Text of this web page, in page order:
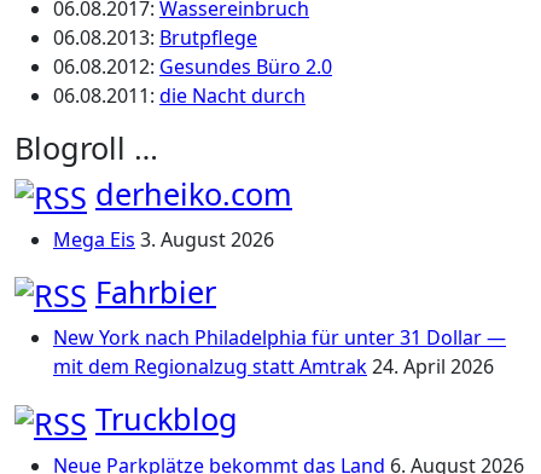
06.08.2017: Wassereinbruch
06.08.2013: Brutpflege
06.08.2012: Gesundes Büro 2.0
06.08.2011: die Nacht durch
Blogroll …
derheiko.com
Mega Eis 3. August 2026
Fahrbier
New York nach Philadelphia für unter 31 Dollar —
mit dem Regionalzug statt Amtrak24. April 2026
Truckblog
Neue Parkplätze bekommt das Land 6. August 2026